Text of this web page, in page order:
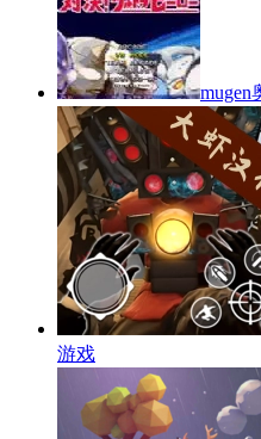
mugen
游戏